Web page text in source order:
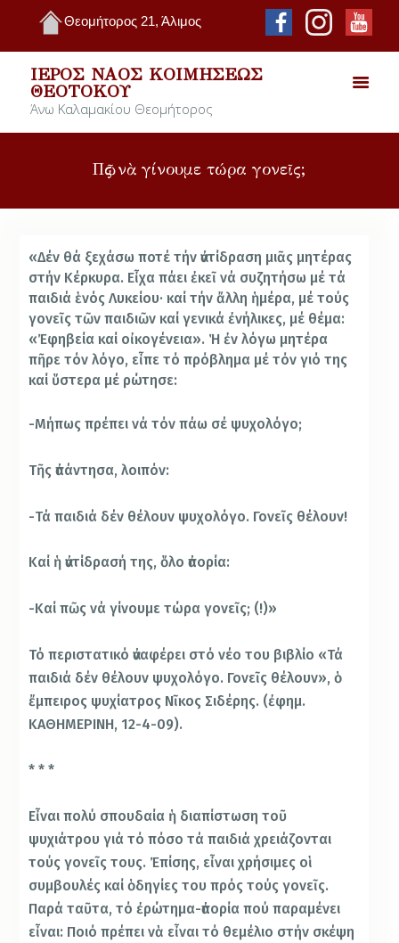
Θεομήτορος 21, Άλιμος
ΙΕΡΌΣ ΝΑΌΣ ΚΟΙΜΉΣΕΩΣ
ΘΕΟΤΌΚΟΥ
Άνω Καλαμακίου Θεομήτορος
Πῶς νὰ γίνουμε τώρα γονεῖς;
«Δέν θά ξεχάσω ποτέ τήν ἀντίδραση μιᾶς μητέρας
στήν Κέρκυρα. Εἶχα πάει ἐκεῖ νά συζητήσω μέ τά
παιδιά ἑνός Λυκείου· καί τήν ἄλλη ἡμέρα, μέ τούς
γονεῖς τῶν παιδιῶν καί γενικά ἐνήλικες, μέ θέμα:
«Ἐφηβεία καί οἰκογένεια». Ἡ ἐν λόγω μητέρα
πῆρε τόν λόγο, εἶπε τό πρόβλημα μέ τόν γιό της
καί ὕστερα μέ ρώτησε:
-Μήπως πρέπει νά τόν πάω σέ ψυχολόγο;
Τῆς ἀπάντησα, λοιπόν:
-Τά παιδιά δέν θέλουν ψυχολόγο. Γονεῖς θέλουν!
Καί ἡ ἀντίδρασή της, ὅλο ἀπορία:
-Καί πῶς νά γίνουμε τώρα γονεῖς; (!)»
Τό περιστατικό ἀναφέρει στό νέο του βιβλίο «Τά
παιδιά δέν θέλουν ψυχολόγο. Γονεῖς θέλουν», ὁ
ἔμπειρος ψυχίατρος Νῖκος Σιδέρης. (ἐφημ.
ΚΑΘΗΜΕΡΙΝΗ, 12-4-09).
* * *
Εἶναι πολύ σπουδαία ἡ διαπίστωση τοῦ
ψυχιάτρου γιά τό πόσο τά παιδιά χρειάζονται
τούς γονεῖς τους. Ἐπίσης, εἶναι χρήσιμες οἱ
συμβουλές καί ὁδηγίες του πρός τούς γονεῖς.
Παρά ταῦτα, τό ἐρώτημα-ἀπορία πού παραμένει
εἶναι: Ποιό πρέπει νὰ εἶναι τό θεμέλιο στήν σκέψη